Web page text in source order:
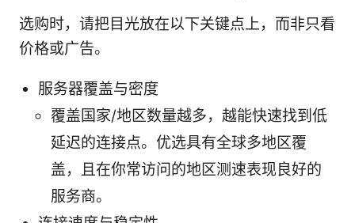
选购时，请把目光放在以下关键点上，而非只看
价格或广告。
服务器覆盖与密度
覆盖国家/地区数量越多，越能快速找到低
延迟的连接点。优选具有全球多地区覆
盖，且在你常访问的地区测速表现良好的
服务商。